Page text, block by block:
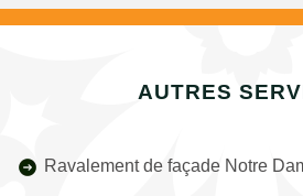
AUTRES
Ravalement de façade Notre